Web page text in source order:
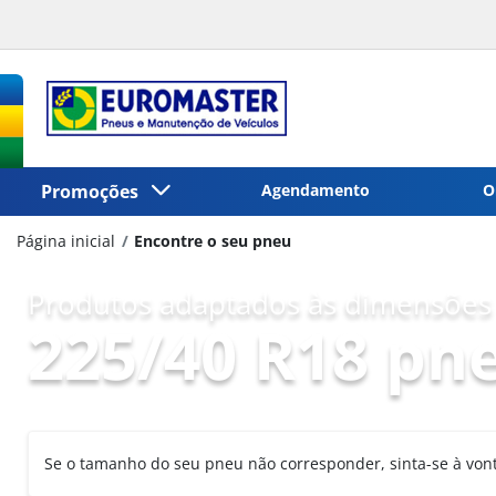
Promoções Agendamento
Página inicial Encontre o seu pneu
Produtos adaptados às dimensões
225/40 R18
Se o tamanho do seu pneu não corresponder, sinta-se à